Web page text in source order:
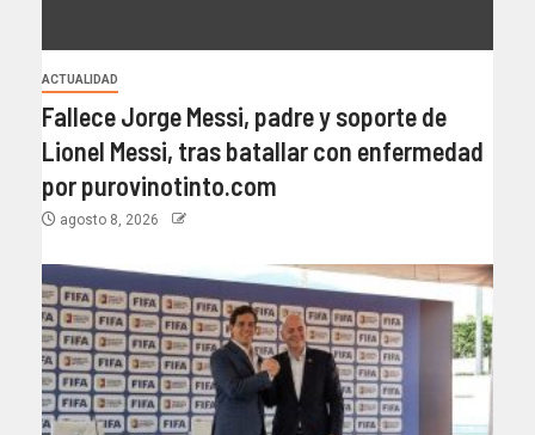
ACTUALIDAD
Fallece Jorge Messi, padre y soporte de
Lionel Messi, tras batallar con enfermedad
por purovinotinto.com
agosto 8, 2026